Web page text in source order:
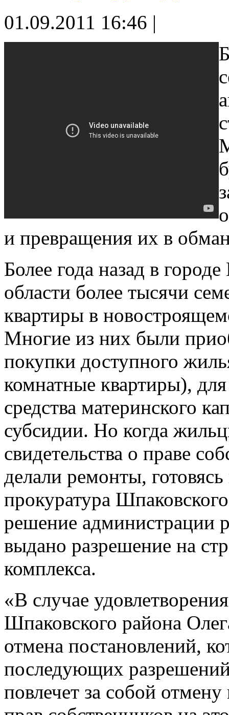
01.09.2011 16:46 |
и превращения их в
Более года назад в
области более тысячи
квартиры в
Многие из них были
покупки доступного
комнатные квартиры),
средства материнского
субсидии. Но когда
свидетельства о праве
делали ремонты,
прокуратура
решение администрации
выдано разрешение на
комплекса.
«В случае
Шпаковского района
отмена постановлений,
последующих
повлечет за собой